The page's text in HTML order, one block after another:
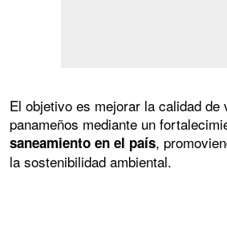
El objetivo es mejorar la calidad de
panameños mediante un
saneamiento en el país,
la sostenibilidad ambiental.